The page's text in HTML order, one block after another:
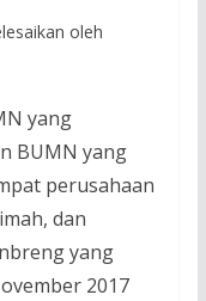
oleh
yang
BUMN yang
perusahaan
dan
yang
2017